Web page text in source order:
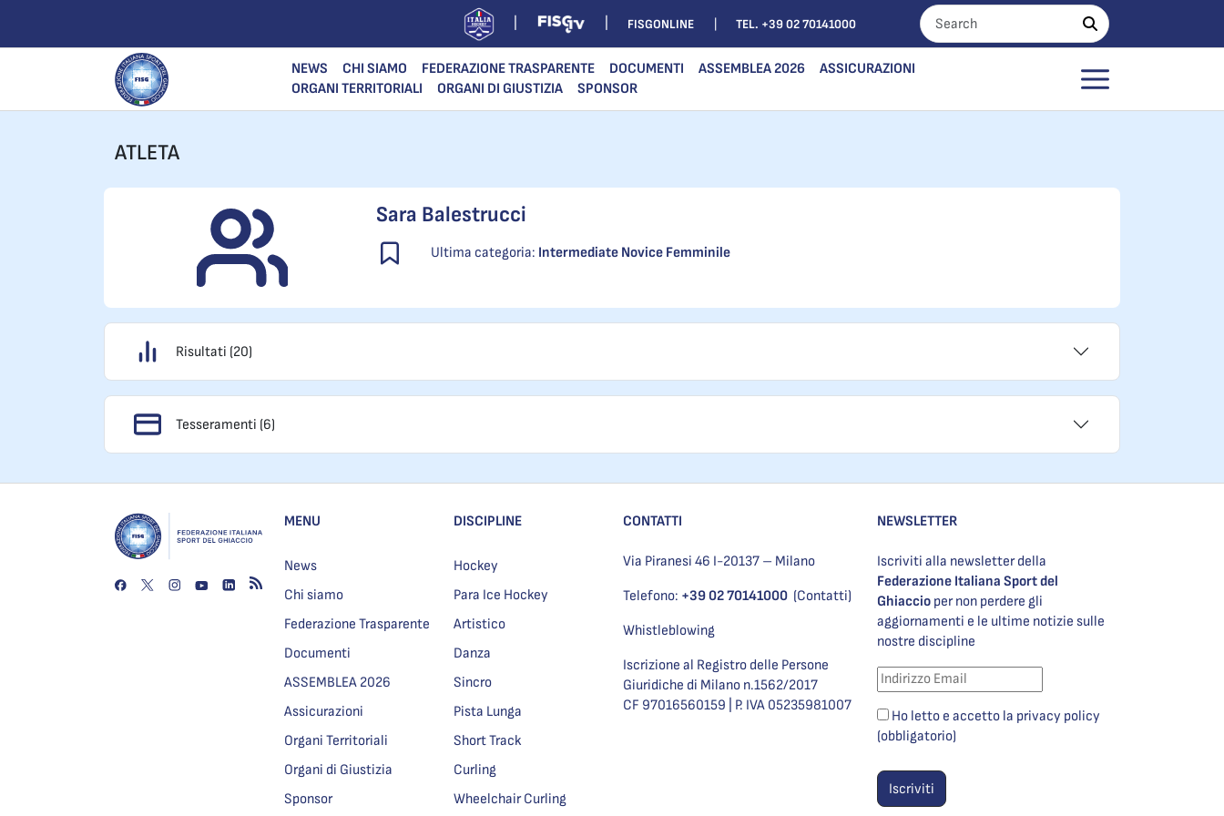
FISGONLINE TEL. +39 02 70141000
NEWS CHI SIAMO FEDERAZIONE TRASPARENTE DOCUMENTI ASSEMBLEA 2026
ASSICURAZIONI
ORGANI TERRITORIALI
ORGANI DI GIUSTIZIA SPONSOR
ATLETA
Sara Balestrucci
Ultima categoria: Intermediate Novice Femminile
Risultati (20)
Tesseramenti (6)
MENU
News
Chi siamo
Federazione Trasparente
Documenti
ASSEMBLEA 2026
Assicurazioni
Organi Territoriali
Organi di Giustizia
Sponsor
DISCIPLINE
Hockey
Para Ice Hockey
Artistico
Danza
Sincro
Pista Lunga
Short Track
Curling
Wheelchair Curling
CONTATTI
Via Piranesi 46 I-20137 – Milano
Telefono: +39 02 70141000 (Contatti)
Whistleblowing
Iscrizione al Registro delle Persone
Giuridiche di Milano n.1562/2017
CF 97016560159 | P. IVA 05235981007
NEWSLETTER
Iscriviti alla newsletter della
Federazione Italiana Sport del
Ghiaccio per non perdere gli
aggiornamenti e le ultime notizie sulle
nostre discipline
Ho letto e accetto la privacy policy
(obbligatorio)